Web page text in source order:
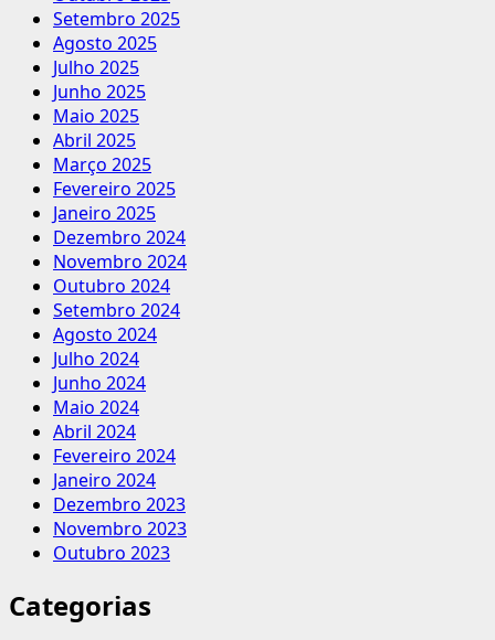
Setembro 2025
Agosto 2025
Julho 2025
Junho 2025
Maio 2025
Abril 2025
Março 2025
Fevereiro 2025
Janeiro 2025
Dezembro 2024
Novembro 2024
Outubro 2024
Setembro 2024
Agosto 2024
Julho 2024
Junho 2024
Maio 2024
Abril 2024
Fevereiro 2024
Janeiro 2024
Dezembro 2023
Novembro 2023
Outubro 2023
Categorias